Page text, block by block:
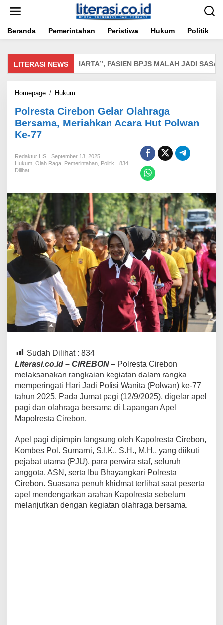
Beranda
Pemerintahan Peristiwa Hukum Politik
LITERASI NEWS
“MISKIN HARTA”, PASIEN BPJS MALAH JADI SASARAN
Homepage / Hukum
Gelar
Olahraga
Bersama,
Hut
Polwan
Polresta Cirebon Gelar Olahraga
Bersama, Meriahkan Acara Hut Polwan
Ke-77
Redaktur HS
September 13, 2025
Hukum Olah Raga Pemerintahan Politik
834
Dilihat
Sudah Dilihat : 834
Literasi.co.id – CIREBON – Polresta Cirebon
melaksanakan rangkaian kegiatan dalam rangka
memperingati Hari Jadi Polisi Wanita (Polwan) ke-77
tahun 2025. Pada Jumat pagi (12/9/2025), digelar apel
pagi dan olahraga bersama di Lapangan Apel
Mapolresta Cirebon.
Apel pagi dipimpin langsung oleh Kapolresta Cirebon,
Kombes Pol. Sumarni, S.I.K., S.H., M.H., yang diikuti
pejabat utama (PJU), para perwira staf, seluruh
anggota, ASN, serta Ibu Bhayangkari Polresta
Cirebon. Suasana penuh khidmat terlihat saat peserta
apel mendengarkan arahan Kapolresta sebelum
melanjutkan dengan kegiatan olahraga bersama.